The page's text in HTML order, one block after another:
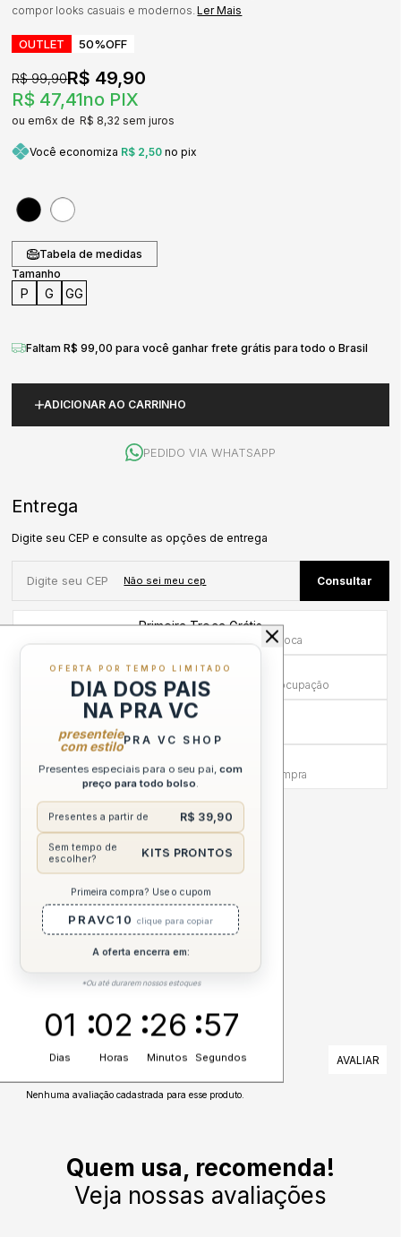
compor looks casuais e modernos.Ler Mais
OUTLET 50%OFF
R$ 47,41no PIX
R$ 99,90R$ 49,90
6x R$ 8,32sem juros
Você economiza R$ 2,50 no pix
Tabela de medidas
Tamanho
P G GG
ADICIONAR AO CARRINHO
Faltam R$ 99,00 para você ganhar frete grátis para todo o Brasil
PEDIDO VIA WHATSAPP
Primeira Troca Grátis
Frete por nossa conta na primeira troca
Troca em até 30 dias
Mais tempo para experimentar sem preocupação
Compra sem Risco
7 dias para reembolso integral
Via WhatsApp antes e depois da compra
DESCRIÇÃO COMPLETA
CUIDADOS
ESPECIFICAÇÕES
AVALIAÇÕES
Nenhuma avaliação cadastrada para esse produto.
Quem usa, recomenda!
Veja nossas avaliações
OFERTA POR TEMPO LIMITADO
DIA DOS PAIS
NA PRA VC
presenteie
com estiloPRA VC SHOP
Presentes especiais para o seu pai, com
preço para todo bolso.
Presentes a partir de R$ 39,90
Sem tempo de
escolher?
KITS PRONTOS
Primeira compra? Use o cupom
PRAVC10 clique para copiar
A oferta encerra em:
*Ou até durarem nossos estoques
01
Dias
02
Horas
26
Minutos
56
Segundos